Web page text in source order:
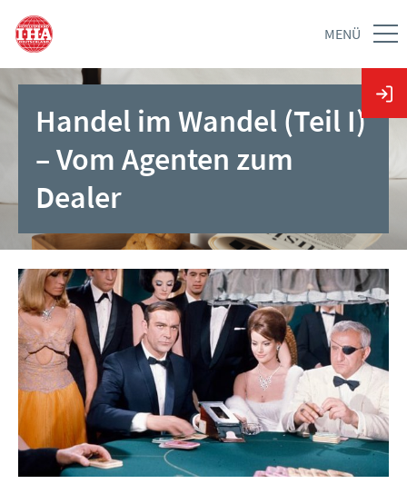
MENÜ
Handel im Wandel (Teil I)
– Vom Agenten zum
Dealer